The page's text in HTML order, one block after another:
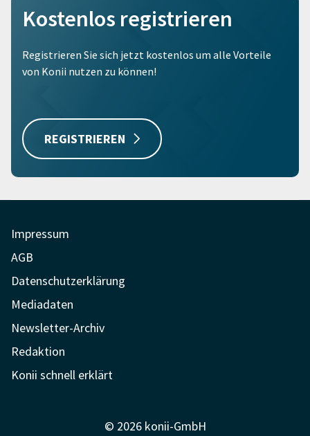
Kostenlos registrieren
Registrieren Sie sich jetzt kostenlos um alle Vorteile
von Konii nutzen zu können!
REGISTRIEREN
Impressum
AGB
Datenschutzerklärung
Mediadaten
Newsletter-Archiv
Redaktion
Konii schnell erklärt
© 2026 konii-GmbH